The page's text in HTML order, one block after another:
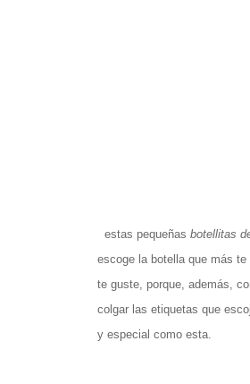
estas pequeñas botellitas
escoge la botella que más
te guste, porque, además,
colgar las etiquetas que
y especial como esta.